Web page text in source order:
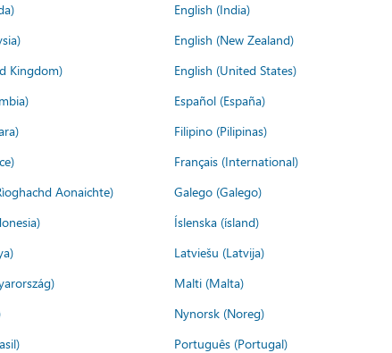
English (India)
English (New Zealand)
Kingdom) English (United States)
Español (España)
Filipino (Pilipinas)
Français (International)
Aonaichte) Galego (Galego)
Íslenska (ísland)
Latviešu (Latvija)
Malti (Malta)
Nynorsk (Noreg)
Português (Portugal)